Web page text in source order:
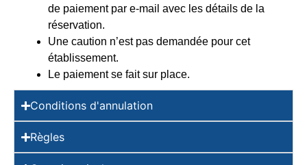
de paiement par e-mail avec les détails de la
réservation.
Une caution n’est pas demandée pour cet
établissement.
Le paiement se fait sur place.
Conditions d'annulation
Règles